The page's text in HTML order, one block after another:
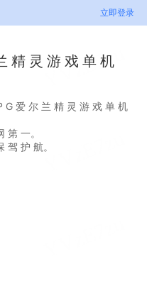
立即登录
精 灵 游 戏 单 机
G 爱 尔 兰 精 灵 游 戏 单 机
第 一。
驾 护 航。